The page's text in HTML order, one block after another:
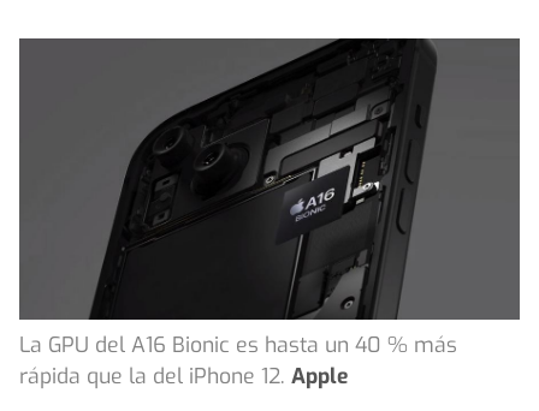
La GPU del A16 Bionic es hasta un 40 % más
rápida que la del iPhone 12. Apple